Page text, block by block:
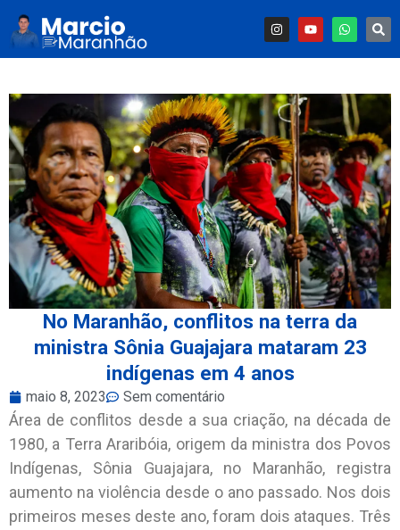
No Maranhão, conflitos na terra da
ministra Sônia Guajajara mataram 23
indígenas em 4 anos
maio 8, 2023 Sem comentário
Área de conflitos desde a sua criação, na década de
1980, a Terra Araribóia, origem da ministra dos Povos
Indígenas, Sônia Guajajara, no Maranhão, registra
aumento na violência desde o ano passado. Nos dois
primeiros meses deste ano, foram dois ataques. Três